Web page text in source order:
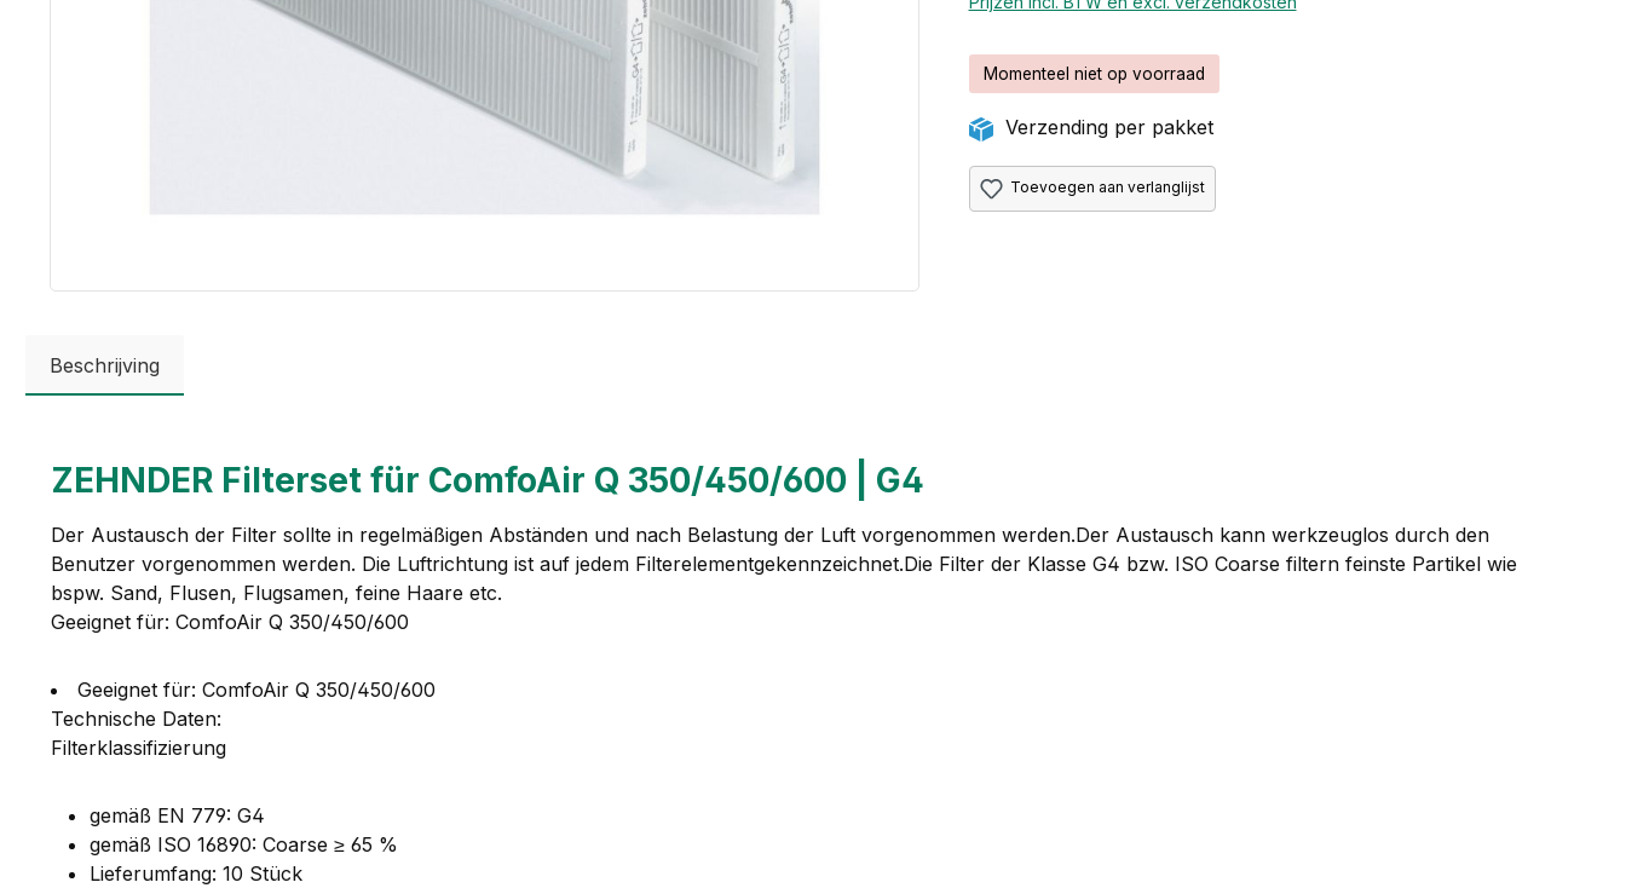
Momenteel niet op voorraad
Verzending per pakket
Toevoegen aan verlanglijst
Beschrijving
ZEHNDER Filterset für ComfoAir Q 350/450/600 | G4
Der Austausch der Filter sollte in regelmäßigen Abständen und nach Belastung der Luft vorgenommen werden.Der Austausch kann werkzeuglos durch den
Benutzer vorgenommen werden. Die Luftrichtung ist auf jedem Filterelementgekennzeichnet.Die Filter der Klasse G4 bzw. ISO Coarse filtern feinste Partikel wie
bspw. Sand, Flusen, Flugsamen, feine Haare etc.
Geeignet für: ComfoAir Q 350/450/600
Geeignet für: ComfoAir Q 350/450/600
Technische Daten:
Filterklassifizierung
gemäß EN 779: G4
gemäß ISO 16890: Coarse ≥ 65 %
Lieferumfang: 10 Stück